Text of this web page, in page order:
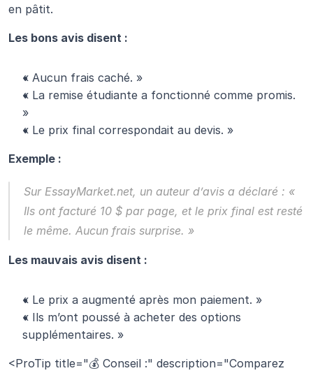
en pâtit.
Les bons avis disent :
« Aucun frais caché. »
« La remise étudiante a fonctionné comme promis.
»
« Le prix final correspondait au devis. »
Exemple :
Sur EssayMarket.net, un auteur d’avis a déclaré : «
Ils ont facturé 10 $ par page, et le prix final est resté
le même. Aucun frais surprise. »
Les mauvais avis disent :
« Le prix a augmenté après mon paiement. »
« Ils m’ont poussé à acheter des options
supplémentaires. »
<ProTip title="💰 Conseil :" description="Comparez